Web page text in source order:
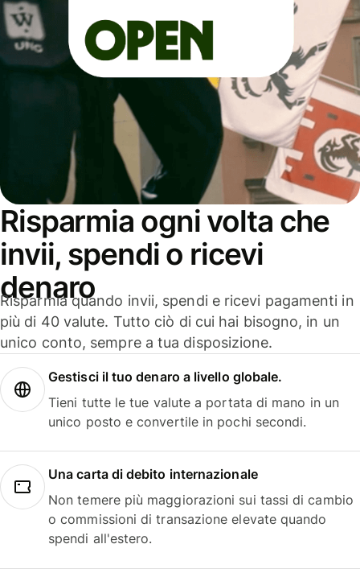
Risparmia ogni volta che
invii, spendi o ricevi
denaro
Risparmia quando invii, spendi e ricevi pagamenti in
più di 40 valute. Tutto ciò di cui hai bisogno, in un
unico conto, sempre a tua disposizione.
Gestisci il tuo denaro a livello globale.
Tieni tutte le tue valute a portata di mano in un
unico posto e convertile in pochi secondi.
Una carta di debito internazionale
Non temere più maggiorazioni sui tassi di cambio
o commissioni di transazione elevate quando
spendi all'estero.